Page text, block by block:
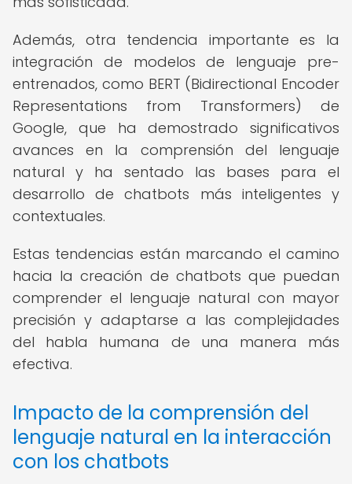
Además, otra tendencia importante es la
integración de modelos de lenguaje pre-
entrenados, como BERT (Bidirectional Encoder
Representations from Transformers) de
Google, que ha demostrado significativos
avances en la comprensión del lenguaje
natural y ha sentado las bases para el
desarrollo de chatbots más inteligentes y
contextuales.
Estas tendencias están marcando el camino
hacia la creación de chatbots que puedan
comprender el lenguaje natural con mayor
precisión y adaptarse a las complejidades
del habla humana de una manera más
efectiva.
Impacto de la comprensión del
lenguaje natural en la interacción
con los chatbots